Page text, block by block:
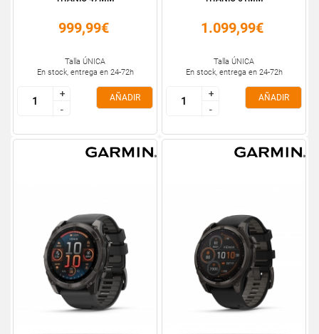
999,99€
Talla ÚNICA
En stock, entrega en 24-72h
+
-
+
-
AÑADIR
1.099,99€
Talla ÚNICA
En stock, entrega en 24-72h
+
-
+
-
AÑADIR